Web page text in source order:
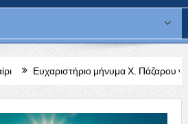
μήνυμα Χ. Πάζαρου για Α. Βαφεάδη